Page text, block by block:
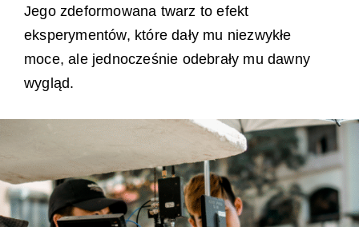
Jego zdeformowana twarz to efekt
eksperymentów, które dały mu niezwykłe
moce, ale jednocześnie odebrały mu dawny
wygląd.